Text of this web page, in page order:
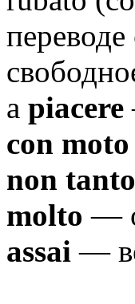
a piacere
con
non
molto —
assai—